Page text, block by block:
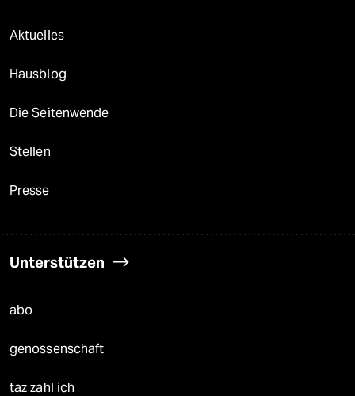
Aktuelles
Hausblog
Die Seitenwende
Stellen
Presse
Unterstützen
abo
genossenschaft
taz zahl ich